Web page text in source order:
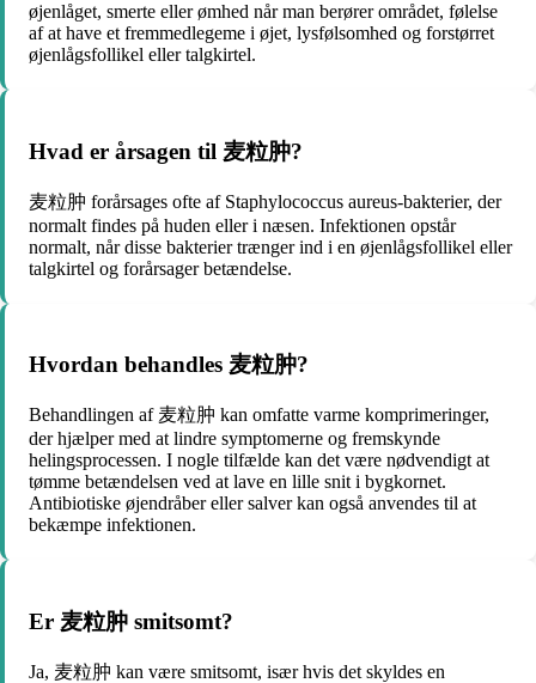
øjenlåget, smerte eller ømhed når man berører området, følelse
af at have et fremmedlegeme i øjet, lysfølsomhed og forstørret
øjenlågsfollikel eller talgkirtel.
Hvad er årsagen til 麦粒肿?
麦粒肿 forårsages ofte af Staphylococcus aureus-bakterier, der
normalt findes på huden eller i næsen. Infektionen opstår
normalt, når disse bakterier trænger ind i en øjenlågsfollikel eller
talgkirtel og forårsager betændelse.
Hvordan behandles 麦粒肿?
Behandlingen af 麦粒肿 kan omfatte varme komprimeringer,
der hjælper med at lindre symptomerne og fremskynde
helingsprocessen. I nogle tilfælde kan det være nødvendigt at
tømme betændelsen ved at lave en lille snit i bygkornet.
Antibiotiske øjendråber eller salver kan også anvendes til at
bekæmpe infektionen.
Er 麦粒肿 smitsomt?
Ja, 麦粒肿 kan være smitsomt, især hvis det skyldes en